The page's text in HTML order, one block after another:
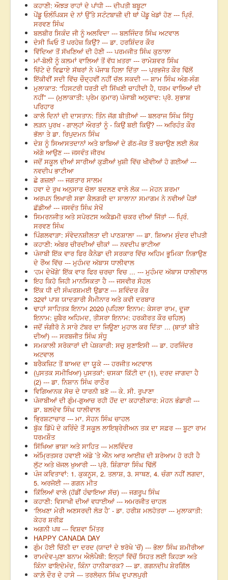
ਕਹਾਣੀ: ਔਝੜ ਰਾਹਾਂ ਦੇ ਪਾਂਧੀ --- ਦੀਪਤੀ ਬਬੂਟਾ
ਪੇਂਡੂ ਓਲੰਪਿਕਸ ਦੇ ਨਾਂ ਉੱਤੇ ਸਟੰਟਬਾਜ਼ੀ ਦੀ ਥਾਂ ਪੇਂਡੂ ਖੇਡਾਂ ਹੋਣ --- ਪ੍ਰਿੰ.
ਸਰਵਣ ਸਿੰਘ
ਬਲਬੀਰ ਸਿਕੰਦ ਜੀ ਨੂੰ ਅਲਵਿਦਾ --- ਬਲਜਿੰਦਰ ਸਿੰਘ ਅਟਵਾਲ
ਦੇਸੀ ਘਿਓ ਤੋਂ ਪਰਹੇਜ਼ ਕਿਉਂ? --- ਡਾ. ਹਰਸ਼ਿੰਦਰ ਕੌਰ
ਵਿੱਦਿਆ ਤੋਂ ਸੱਖਣਿਆਂ ਦੀ ਹੋਣੀ --- ਪਰਮਜੀਤ ਸਿੰਘ ਕੁਠਾਲਾ
ਮਾਂ-ਬੋਲੀ ਨੂੰ ਕਲਮਾਂ ਵਾਲਿਆਂ ਤੋਂ ਵੱਧ ਖ਼ਤਰਾ --- ਰਾਮੇਸ਼ਵਰ ਸਿੰਘ
ਚਿੱਟੇ ਦੇ ਵਿਛਾਏ ਸੱਥਰਾਂ ਨੇ ਪੰਜਾਬ ਹਿਲਾ ਦਿੱਤਾ --- ਪ੍ਰਭਜੋਤ ਕੌਰ ਢਿੱਲੋਂ
ਇੱਕੀਵੀਂ ਸਦੀ ਵਿੱਚ ਚੌਦ੍ਹਵੀਂ ਨਹੀਂ ਚੱਲ ਸਕਦੀ --- ਸ਼ਾਮ ਸਿੰਘ ਅੰਗ-ਸੰਗ
ਮੁਲਾਕਾਤ: “ਹਿਸਟਰੀ ਧਰਤੀ ਦੀ ਸਿੱਖਣੀ ਚਾਹੀਦੀ ਹੈ, ਧਰਮ ਵਾਲਿਆਂ ਦੀ
ਨਹੀਂ” --- (ਮੁਲਾਕਾਤੀ: ਪ੍ਰੇਮ ਕੁਮਾਰ) ਪੰਜਾਬੀ ਅਨੁਵਾਦ: ਪ੍ਰੋ. ਸੁਭਾਸ਼
ਪਰਿਹਾਰ
ਕਾਲੇ ਦਿਨਾਂ ਦੀ ਦਾਸਤਾਨ: ਤਿੰਨ ਜੱਗ ਬੀਤੀਆਂ --- ਬਲਰਾਜ ਸਿੰਘ ਸਿੱਧੂ
ਲੜਨ ਪੁਰਖ - ਗਾਲ੍ਹਾਂ ਔਰਤਾਂ ਨੂੰ - ਕਿਉਂ ਬਈ ਕਿਉਂ? --- ਅਰਿਹੰਤ ਕੌਰ
ਭੱਲਾ ਤੇ ਡਾ. ਰਿਪੁਦਮਨ ਸਿੰਘ
ਦੇਸ਼ ਨੂੰ ਸਿਆਸਤਦਾਨਾਂ ਅਤੇ ਬਾਬਿਆਂ ਦੇ ਗੱਠ-ਜੋੜ ਤੋਂ ਬਚਾਉਣ ਲਈ ਲੋਕ
ਅੱਗੇ ਆਉਣ --- ਜਸਵੰਤ ਜੀਰਖ
ਜਦੋਂ ਸਕੂਲ ਦੀਆਂ ਸਾਰੀਆਂ ਕੁੜੀਆਂ ਖੁਸ਼ੀ ਵਿੱਚ ਖੀਵੀਆਂ ਹੋ ਗਈਆਂ ---
ਨਵਦੀਪ ਭਾਟੀਆ
ਛੇ ਗਜ਼ਲਾਂ --- ਜਗਤਾਰ ਸਾਲਮ
ਹਵਾ ਦੇ ਰੁਖ ਅਨੁਸਾਰ ਚੋਲਾ ਬਦਲਣ ਵਾਲੇ ਲੋਕ --- ਮੋਹਨ ਸ਼ਰਮਾ
ਅਰਪਨ ਲਿਖਾਰੀ ਸਭਾ ਕੈਲਗਰੀ ਦਾ ਸਾਲਾਨਾ ਸਮਾਗਮ ਨੇ ਨਵੀਆਂ ਪੈੜਾਂ
ਛੱਡੀਆਂ --- ਜਸਵੰਤ ਸਿੰਘ ਸੇਖੋਂ
ਸਿਮਰਨਜੀਤ ਅਤੇ ਸਪੋਰਟਸ ਅਕੈਡਮੀ ਚਕਰ ਦੀਆਂ ਜਿੱਤਾਂ --- ਪ੍ਰਿੰ.
ਸਰਵਣ ਸਿੰਘ
ਪਿੰਗਲਵਾੜਾ: ਸੰਵੇਦਨਸ਼ੀਲਤਾ ਦੀ ਪਾਠਸ਼ਾਲਾ --- ਡਾ. ਸ਼ਿਆਮ ਸੁੰਦਰ ਦੀਪਤੀ
ਕਹਾਣੀ: ਅੰਬਰ ਚੀਰਦੀਆਂ ਚੀਕਾਂ --- ਨਵਦੀਪ ਭਾਟੀਆ
ਪੰਜਾਬੀ ਇੱਕ ਵਾਰ ਫਿਰ ਕੈਨੇਡਾ ਦੀ ਸਰਕਾਰ ਵਿੱਚ ਅਹਿਮ ਭੂਮਿਕਾ ਨਿਭਾਉਣ
ਦੇ ਰੌਂਅ ਵਿੱਚ --- ਮੁਹੰਮਦ ਅੱਬਾਸ ਧਾਲੀਵਾਲ
‘ਹਮ ਦੇਖੇਂਗੇ’ ਇੱਕ ਵਾਰ ਫਿਰ ਚਰਚਾ ਵਿਚ ... --- ਮੁਹੰਮਦ ਅੱਬਾਸ ਧਾਲੀਵਾਲ
ਇਹ ਕਿਹੋ ਜਿਹੀ ਮਾਨਸਿਕਤਾ ਹੈ --- ਜਸਵੀਰ ਸੋਹਲ
ਇੱਕ ਧੀ ਦੀ ਸੰਘਰਸ਼ਮਈ ਉਡਾਣ --- ਸ਼ਵਿੰਦਰ ਕੌਰ
32ਵਾਂ ਪਾਸ਼ ਯਾਦਗਾਰੀ ਸੈਮੀਨਾਰ ਅਤੇ ਕਵੀ ਦਰਬਾਰ
ਢਾਹਾਂ ਸਾਹਿਤਕ ਇਨਾਮ 2020 (ਪਹਿਲਾ ਇਨਾਮ: ਕੇਸਰਾ ਰਾਮ, ਦੂਜਾ
ਇਨਾਮ: ਜ਼ੁਬੈਰ ਅਹਿਮਦ, ਤੀਸਰਾ ਇਨਾਮ: ਹਰਕੀਰਤ ਕੌਰ ਚਹਿਲ)
ਜਦੋਂ ਜੰਗੀਰੋ ਨੇ ਸਾਰੇ ਟੱਬਰ ਦਾ ਜਿਊਣਾ ਮੁਹਾਲ ਕਰ ਦਿੱਤਾ ... (ਬਾਤਾਂ ਬੀਤੇ
ਦੀਆਂ) --- ਸਰਬਜੀਤ ਸਿੰਘ ਸੰਧੂ
ਸਮਕਾਲੀ ਸਰੋਕਾਰਾਂ ਦੀ ਪੇਸ਼ਕਾਰੀ: ਸਚੁ ਸੁਣਾਇਸੀ --- ਡਾ. ਹਰਜਿੰਦਰ
ਅਟਵਾਲ
ਬਰੈਕਜ਼ਿਟ ਤੋਂ ਬਾਅਦ ਦਾ ਯੂਕੇ --- ਹਰਜੀਤ ਅਟਵਾਲ
(ਪੁਸਤਕ ਸਮੀਖਿਆ) ਪੁਸਤਕਾਂ: ਚਸਕਾ ਕਿੱਟੀ ਦਾ (1), ਦਰਦ ਜਾਗਦਾ ਹੈ
(2) --- ਡਾ. ਨਿਸ਼ਾਨ ਸਿੰਘ ਰਾਠੌਰ
ਵਿਗਿਆਨਕ ਸੋਚ ਦੇ ਧਾਰਨੀ ਬਣੋ --- ਕੇ. ਸੀ. ਰੁਪਾਣਾ
ਪੰਜਾਬੀਆਂ ਦੀ ਗੁੰਮ-ਗੁਆਚ ਰਹੀ ਹੋਂਦ ਦਾ ਕਹਾਣੀਕਾਰ: ਮੋਹਨ ਭੰਡਾਰੀ ---
ਡਾ. ਬਲਦੇਵ ਸਿੰਘ ਧਾਲੀਵਾਲ
ਭ੍ਰਿਸ਼ਟਾਚਾਰ --- ਮਾ. ਸੋਹਨ ਸਿੰਘ ਚਾਹਲ
ਬੁੱਕ ਡਿੱਪੋ ਦੇ ਕਰਿੰਦੇ ਤੋਂ ਸਕੂਲ ਲਾਇਬ੍ਰੇਰੀਅਨ ਤਕ ਦਾ ਸਫ਼ਰ --- ਬੂਟਾ ਰਾਮ
ਧਰਮਸ਼ੌਤ
ਸਿੱਖਿਆ ਭਾਸ਼ਾ ਅਤੇ ਸਾਹਿਤ --- ਮਲਵਿੰਦਰ
ਅੰਮ੍ਰਿਤਸਰ ਹਵਾਈ ਅੱਡੇ ’ਤੇ ਐੱਨ ਆਰ ਆਈਜ਼ ਦੀ ਸ਼ਰੇਆਮ ਹੋ ਰਹੀ ਹੈ
ਲੁੱਟ ਅਤੇ ਖੱਜਲ ਖੁਆਰੀ --- ਪ੍ਰੋ. ਸ਼ਿੰਗਾਰਾ ਸਿੰਘ ਢਿੱਲੋਂ
ਪੰਜ ਕਵਿਤਾਵਾਂ: 1. ਕੁਕਨੂਸ, 2. ਤਲਾਸ਼, 3. ਸਾਥਣ, 4. ਚੰਗਾ ਨਹੀਂ ਲਗਦਾ,
5. ਅਰਜੋਈ --- ਗਗਨ ਮੀਤ
ਕਿੱਲਿਆਂ ਵਾਲੇ (ਹੱਡੀਂ ਹੰਢਾਇਆ ਸੱਚ) --- ਜਗਰੂਪ ਸਿੰਘ
ਕਹਾਣੀ: ਵਿਸਾਖੀ ਦੀਆਂ ਵਧਾਈਆਂ --- ਅਮਰਜੀਤ ਚਾਹਲ
‘ਲਿਖਣਾ ਮੇਰੀ ਅਣਸਰਦੀ ਲੋੜ ਹੈ’ - ਡਾ. ਹਰੀਸ਼ ਮਲਹੋਤਰਾ --- ਮੁਲਾਕਾਤੀ:
ਕੇਹਰ ਸ਼ਰੀਫ਼
ਅਗਨੀ ਪਥ --- ਵਿਸ਼ਵਾ ਮਿੱਤਰ
HAPPY CANADA DAY
ਗੁੰਮ ਹੋਈ ਚਿੱਠੀ ਦਾ ਦਰਦ (ਯਾਦਾਂ ਦੇ ਝਰੋਖੇ ’ਚੋਂ) --- ਭੋਲਾ ਸਿੰਘ ਸ਼ਮੀਰੀਆ
ਰਾਮਦੇਵ-ਪੁਣਾ ਬਨਾਮ ਐਲੋਪੈਥੀ: ਇਨ੍ਹਾਂ ਵਿੱਚੋਂ ਸਿਹਤ ਲਈ ਕਿਹੜਾ ਅਤੇ
ਕਿੰਨਾ ਫਾਇਦੇਮੰਦ, ਕਿੰਨਾ ਹਾਨੀਕਾਰਕ? --- ਡਾ. ਗਗਨਦੀਪ ਸ਼ੇਰਗਿੱਲ
ਕਾਲ਼ੇ ਦੌਰ ਦੇ ਹਾਸੇ --- ਤਰਲੋਚਨ ਸਿੰਘ ਦੁਪਾਲਪੁਰੀ